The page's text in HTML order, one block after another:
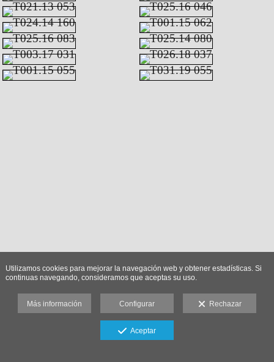
Utilizamos cookies para mejorar la navegación web y obtener estadísticas. Si
continuas navegando, consideramos que aceptas su uso.
Más información Configurar Rechazar
Aceptar